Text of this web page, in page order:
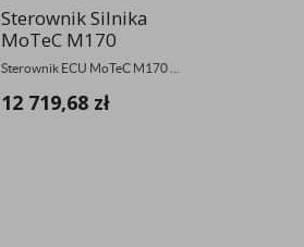
Sterownik Silnika
MoTeC M170
Sterownik ECU MoTeC M170 ...
12 719,68 zł